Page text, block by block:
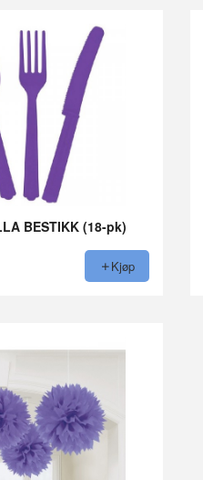
BESTIKK (18-pk)
Kjøp